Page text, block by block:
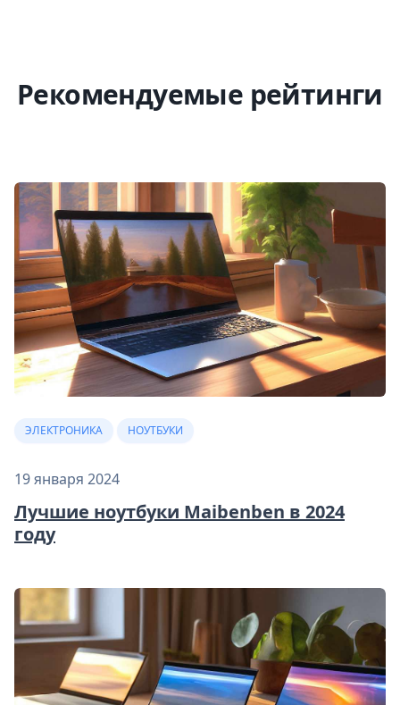
Рекомендуемые рейтинги
ЭЛЕКТРОНИКА НОУТБУКИ
19 января 2024
Лучшие ноутбуки Maibenben в 2024
году